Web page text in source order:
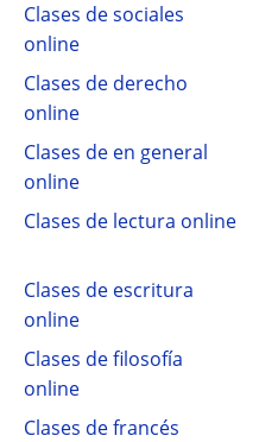
Clases de sociales
online
Clases de derecho
online
Clases de en general
online
Clases de lectura online
Clases de escritura
online
Clases de filosofía
online
Clases de francés